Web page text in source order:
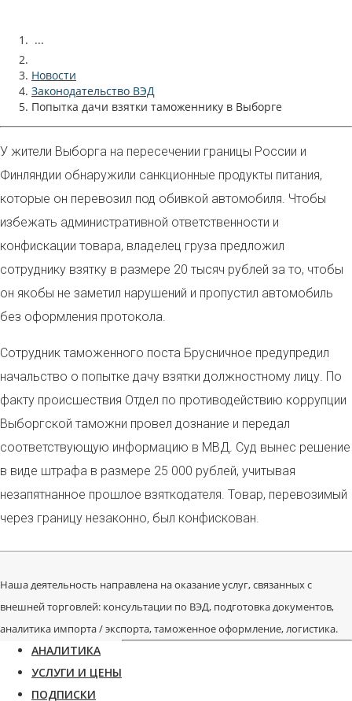
...
Новости
Законодательство ВЭД
Попытка дачи взятки таможеннику в Выборге
У жители Выборга на пересечении границы России и
Финляндии обнаружили санкционные продукты питания,
которые он перевозил под обивкой автомобиля. Чтобы
избежать административной ответственности и
конфискации товара, владелец груза предложил
сотруднику взятку в размере 20 тысяч рублей за то, чтобы
он якобы не заметил нарушений и пропустил автомобиль
без оформления протокола.
Сотрудник таможенного поста Брусничное предупредил
начальство о попытке дачу взятки должностному лицу. По
факту происшествия Отдел по противодействию коррупции
Выборгской таможни провел дознание и передал
соответствующую информацию в МВД. Суд вынес решение
в виде штрафа в размере 25 000 рублей, учитывая
незапятнанное прошлое взяткодателя. Товар, перевозимый
через границу незаконно, был конфискован.
Наша деятельность направлена на оказание услуг, связанных с
внешней торговлей: консультации по ВЭД, подготовка документов,
аналитика импорта / экспорта, таможенное оформление, логистика.
АНАЛИТИКА
УСЛУГИ И ЦЕНЫ
ПОДПИСКИ